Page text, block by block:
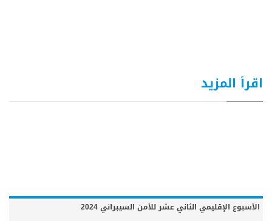
اقرأ المزيد
الأسبوع الإقليمي الثاني عشر للأمن السيبراني 2024